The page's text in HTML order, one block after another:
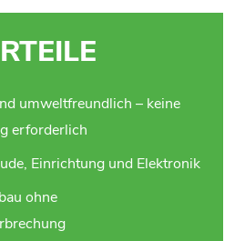
umweltfreundlich – keine
erforderlich
Einrichtung und Elektronik
ohne